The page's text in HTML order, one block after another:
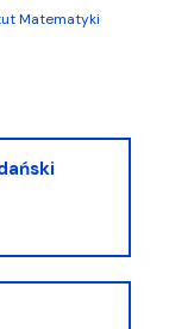
Matematyki